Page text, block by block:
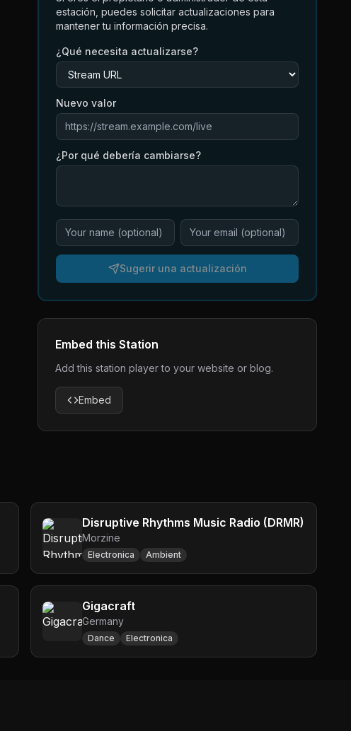
estación, puedes solicitar actualizaciones para
mantener tu información precisa.
¿Qué necesita actualizarse?
Nuevo valor
¿Por qué debería cambiarse?
Sugerir una actualización
Embed this Station
Add this station player to your website or blog.
Embed
Disruptive Rhythms Music Radio (DRMR)
Morzine
Electronica Ambient
Gigacraft
Germany
Dance Electronica